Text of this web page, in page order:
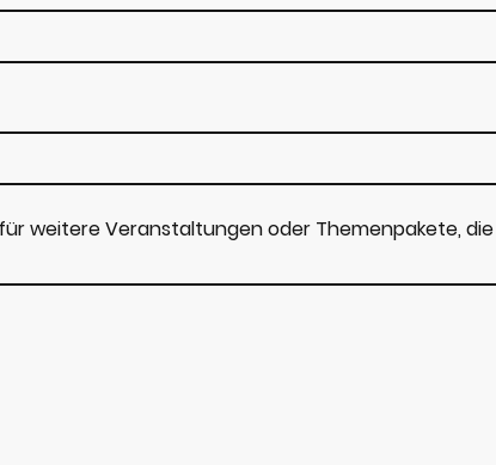
weitere Veranstaltungen oder Themenpakete, die